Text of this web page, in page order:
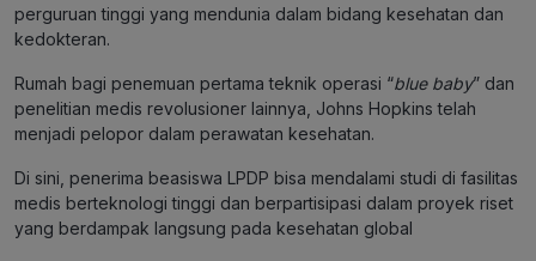
perguruan tinggi yang mendunia dalam bidang kesehatan dan
kedokteran.
Rumah bagi penemuan pertama teknik operasi “blue baby” dan
penelitian medis revolusioner lainnya, Johns Hopkins telah
menjadi pelopor dalam perawatan kesehatan.
Di sini, penerima beasiswa LPDP bisa mendalami studi di fasilitas
medis berteknologi tinggi dan berpartisipasi dalam proyek riset
yang berdampak langsung pada kesehatan global